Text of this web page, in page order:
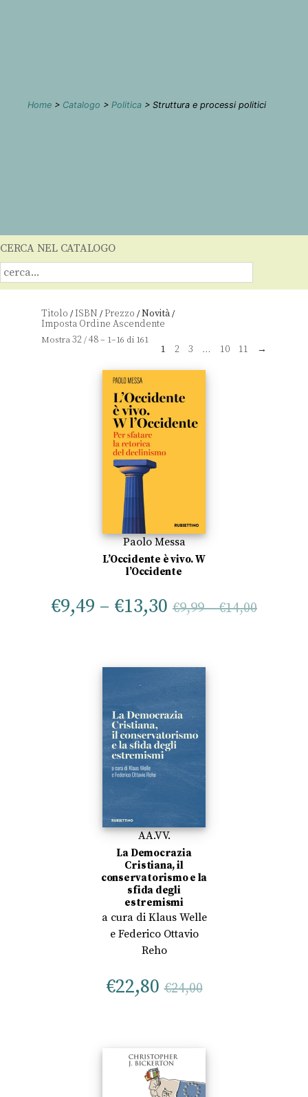
Home > Catalogo > Politica > Struttura e processi politici
CERCA NEL CATALOGO
Titolo /ISBN /Prezzo /Novità/
Mostra32/48– 1–16 di 161
1 2 3 … 10 11 →
Paolo Messa
L’Occidente è vivo. W
l’Occidente
€9,49 – €13,30 €9,99–€14,00
AA.VV.
La Democrazia
Cristiana, il
conservatorismo e la
sfida degli
estremismi
a cura di Klaus Welle
e Federico Ottavio
Reho
€22,80 €24,00